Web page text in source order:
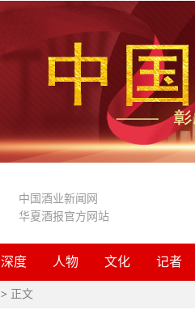
中国酒业新闻网
华夏酒报官方网站
深度 人物 文化 记者
> 正文